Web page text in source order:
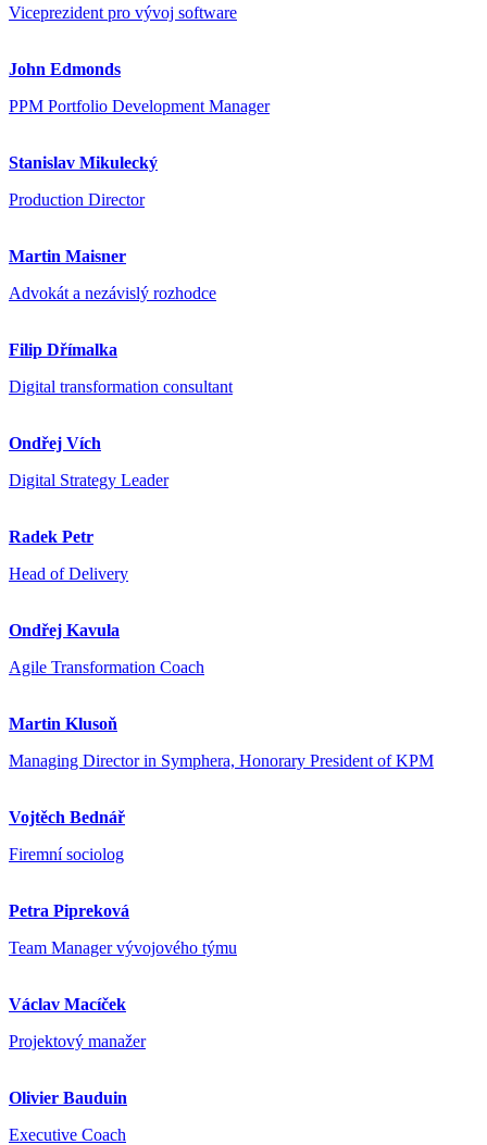
Viceprezident pro vývoj software
John Edmonds
PPM Portfolio Development Manager
Stanislav Mikulecký
Production Director
Martin Maisner
Advokát a nezávislý rozhodce
Filip Dřímalka
Digital transformation consultant
Ondřej Vích
Digital Strategy Leader
Radek Petr
Head of Delivery
Ondřej Kavula
Agile Transformation Coach
Martin Klusoň
Managing Director in Symphera, Honorary President of KPM
Vojtěch Bednář
Firemní sociolog
Petra Pipreková
Team Manager vývojového týmu
Václav Macíček
Projektový manažer
Olivier Bauduin
Executive Coach